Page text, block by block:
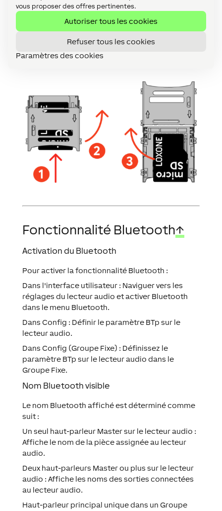
vous proposer des offres pertinentes.
Autoriser tous les cookies
Refuser tous les cookies
Paramètres des cookies
Faites glisser la fente de type charnière vers le
centre de la carte à l'aide de votre doigt.
Ouvrez la charnière et retirez la carte SD.
Fonctionnalité Bluetooth↑
Activation du Bluetooth
Pour activer la fonctionnalité Bluetooth :
Dans l'interface utilisateur : Naviguer vers les
réglages du lecteur audio et activer Bluetooth
dans le menu Bluetooth.
Dans Config : Définir le paramètre BTp sur le
lecteur audio.
Dans Config (Groupe Fixe) : Définissez le
paramètre BTp sur le lecteur audio dans le
Groupe Fixe.
Nom Bluetooth visible
Le nom Bluetooth affiché est déterminé comme
suit :
Un seul haut-parleur Master sur le lecteur audio :
Affiche le nom de la pièce assignée au lecteur
audio.
Deux haut-parleurs Master ou plus sur le lecteur
audio : Affiche les noms des sorties connectées
au lecteur audio.
Haut-parleur principal unique dans un Groupe